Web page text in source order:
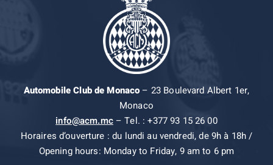
Automobile Club de Monaco– 23 Boulevard Albert 1er,
Monaco
info@acm.mc– Tel. : +377 93 15 26 00
Horaires d’ouverture : du lundi au vendredi, de 9h à 18h /
Opening hours: Monday to Friday, 9 am to 6 pm